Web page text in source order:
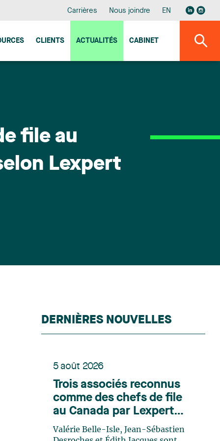
Carrières Nous joindre EN
CLIENTS ACTUALITÉS CABINET
file au
Lexpert
DERNIÈRES NOUVELLES
5 août 2026
Trois associés reconnus
comme des chefs de file
au Canada par Lexpert
dans son édition spéciale
en énergie
Valérie Belle-Isle, Jean-Sébastien